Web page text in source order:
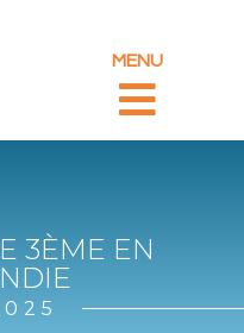
MENU
3ÈME EN